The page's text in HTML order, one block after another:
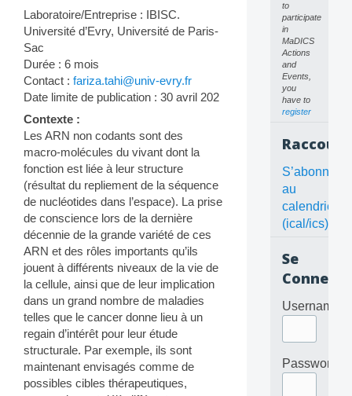
Laboratoire/Entreprise : IBISC.
Université d’Evry, Université de Paris-
Sac
Durée : 6 mois
Contact : fariza.tahi@univ-evry.fr
Date limite de publication : 30 avril 202
Contexte :
Les ARN non codants sont des
macro-molécules du vivant dont la
fonction est liée à leur structure
(résultat du repliement de la séquence
de nucléotides dans l’espace). La prise
de conscience lors de la dernière
décennie de la grande variété de ces
ARN et des rôles importants qu’ils
jouent à différents niveaux de la vie de
la cellule, ainsi que de leur implication
dans un grand nombre de maladies
telles que le cancer donne lieu à un
regain d’intérêt pour leur étude
structurale. Par exemple, ils sont
maintenant envisagés comme de
possibles cibles thérapeutiques,
to
participate
in
MaDICS
Actions
and
Events,
you
have to
register
S’abonner
au
calendrier
(ical/ics)
Se
Username
Password